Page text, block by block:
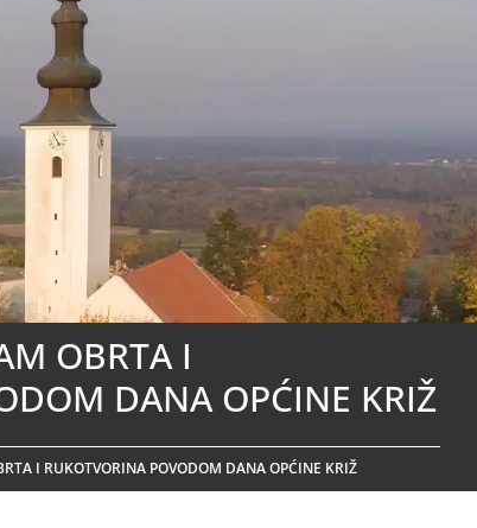
OBRTA I
DANA OPĆINE KRIŽ
I RUKOTVORINA POVODOM DANA OPĆINE KRIŽ